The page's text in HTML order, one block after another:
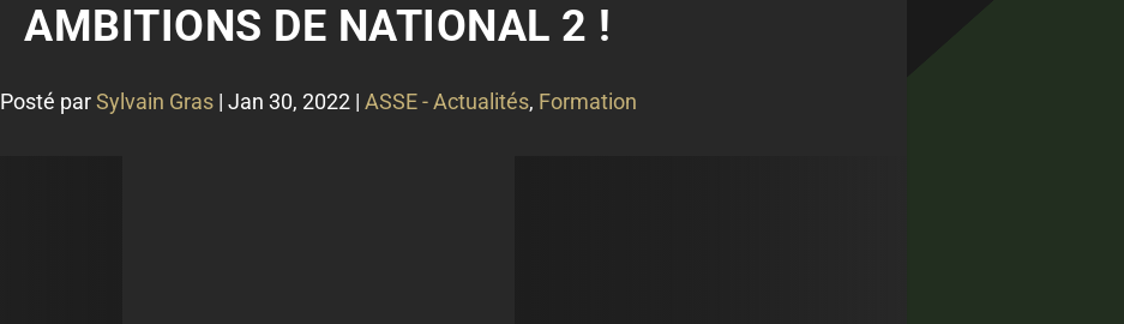
AMBITIONS DE NATIONAL 2 !
Posté parSylvain Gras| Jan 30, 2022| ASSE - Actualités, Formation